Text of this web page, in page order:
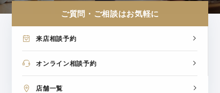
ご質問・ご相談はお気軽に
来店相談予約
オンライン相談予約
店舗一覧